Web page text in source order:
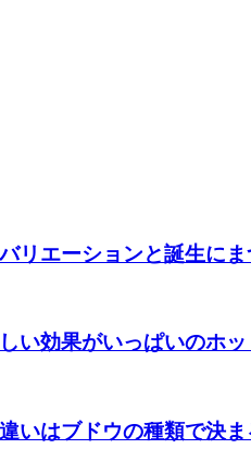
リエーションと誕生に
い効果がいっぱいのホ
いはブドウの種類で決ま